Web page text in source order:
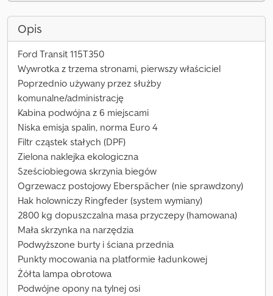
Opis
Ford Transit 115T350
Wywrotka z trzema stronami, pierwszy właściciel
Poprzednio używany przez służby
komunalne/administrację
Kabina podwójna z 6 miejscami
Niska emisja spalin, norma Euro 4
Filtr cząstek stałych (DPF)
Zielona naklejka ekologiczna
Sześciobiegowa skrzynia biegów
Ogrzewacz postojowy Eberspächer (nie sprawdzony)
Hak holowniczy Ringfeder (system wymiany)
2800 kg dopuszczalna masa przyczepy (hamowana)
Mała skrzynka na narzędzia
Podwyższone burty i ściana przednia
Punkty mocowania na platformie ładunkowej
Żółta lampa obrotowa
Podwójne opony na tylnej osi